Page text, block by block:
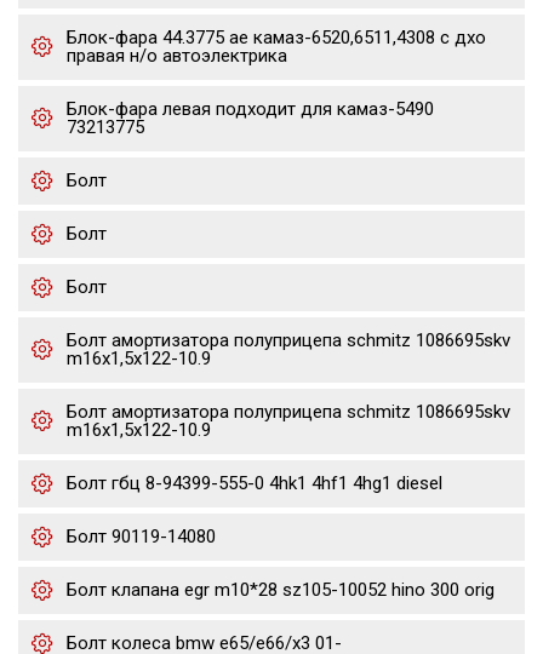
Блок-фара 44.3775 ae камаз-6520,6511,4308 с дхо
правая н/о автоэлектрика
Блок-фара левая подходит для камаз-5490
73213775
Болт
Болт
Болт
Болт амортизатора полуприцепа schmitz 1086695skv
m16x1,5х122-10.9
Болт амортизатора полуприцепа schmitz 1086695skv
m16x1,5х122-10.9
Болт гбц 8-94399-555-0 4hk1 4hf1 4hg1 diesel
Болт 90119-14080
Болт клапана egr m10*28 sz105-10052 hino 300 orig
Болт колеса bmw e65/e66/x3 01-